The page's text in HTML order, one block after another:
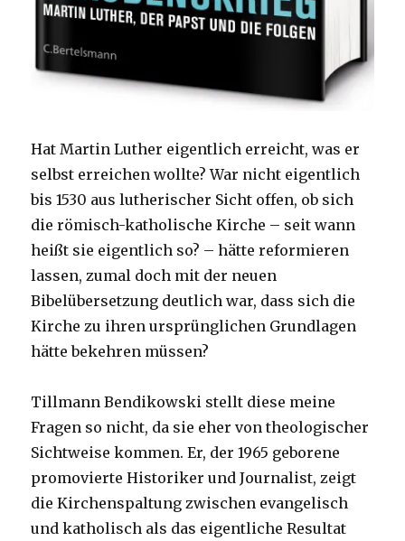
Hat Martin Luther eigentlich erreicht, was er
selbst erreichen wollte? War nicht eigentlich
bis 1530 aus lutherischer Sicht offen, ob sich
die römisch-katholische Kirche – seit wann
heißt sie eigentlich so? – hätte reformieren
lassen, zumal doch mit der neuen
Bibelübersetzung deutlich war, dass sich die
Kirche zu ihren ursprünglichen Grundlagen
hätte bekehren müssen?
Tillmann Bendikowski stellt diese meine
Fragen so nicht, da sie eher von theologischer
Sichtweise kommen. Er, der 1965 geborene
promovierte Historiker und Journalist, zeigt
die Kirchenspaltung zwischen evangelisch
und katholisch als das eigentliche Resultat